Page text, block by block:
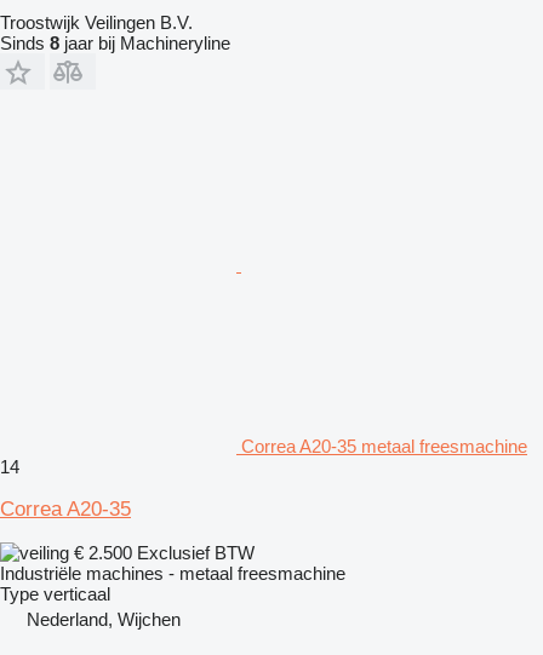
Troostwijk Veilingen B.V.
Sinds 8 jaar bij Machineryline
Correa A20-35 metaal freesmachine
14
Correa A20-35
€ 2.500 Exclusief BTW
Industriële machines - metaal freesmachine
Type verticaal
Nederland, Wijchen